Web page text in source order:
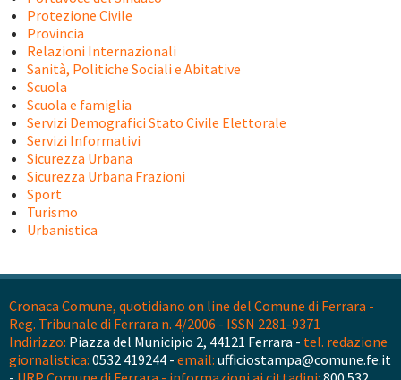
Protezione Civile
Provincia
Relazioni Internazionali
Sanità, Politiche Sociali e Abitative
Scuola
Scuola e famiglia
Servizi Demografici Stato Civile Elettorale
Servizi Informativi
Sicurezza Urbana
Sicurezza Urbana Frazioni
Sport
Turismo
Urbanistica
Cronaca Comune, quotidiano on line del Comune di Ferrara -
Reg. Tribunale di Ferrara n. 4/2006 - ISSN 2281-9371
Indirizzo: Piazza del Municipio 2, 44121 Ferrara - tel. redazione
giornalistica: 0532 419244 - email: ufficiostampa@comune.fe.it